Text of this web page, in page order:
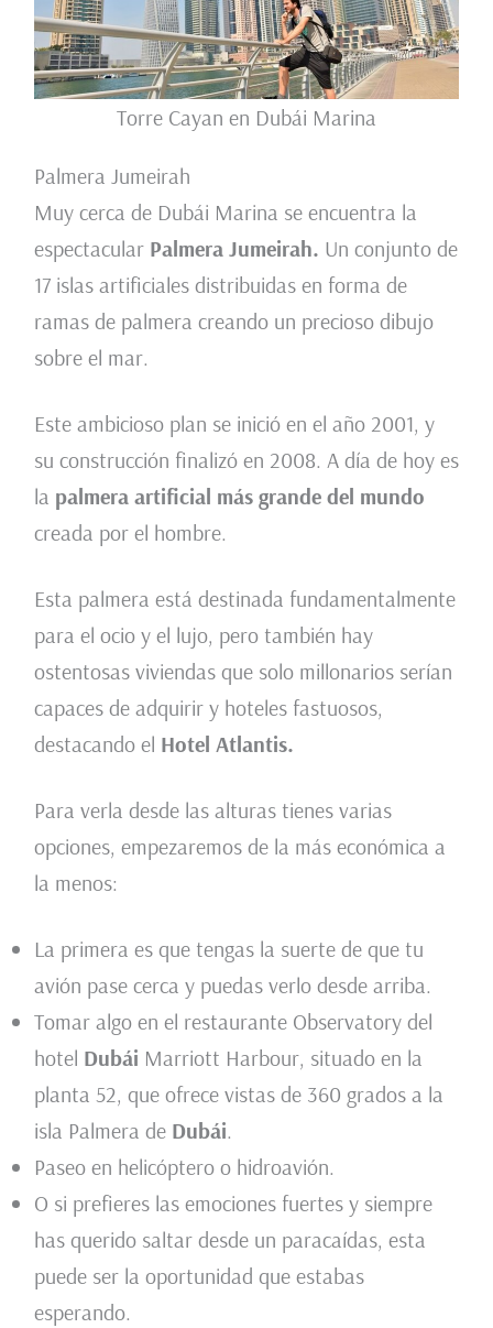
Torre Cayan en Dubái Marina
Palmera Jumeirah
Muy cerca de Dubái Marina se encuentra la
espectacular Palmera Jumeirah. Un conjunto de
17 islas artificiales distribuidas en forma de
ramas de palmera creando un precioso dibujo
sobre el mar.
Este ambicioso plan se inició en el año 2001, y
su construcción finalizó en 2008. A día de hoy es
la palmera artificial más grande del mundo
creada por el hombre.
Esta palmera está destinada fundamentalmente
para el ocio y el lujo, pero también hay
ostentosas viviendas que solo millonarios serían
capaces de adquirir y hoteles fastuosos,
destacando el Hotel Atlantis.
Para verla desde las alturas tienes varias
opciones, empezaremos de la más económica a
la menos:
La primera es que tengas la suerte de que tu
avión pase cerca y puedas verlo desde arriba.
Tomar algo en el restaurante Observatory del
hotel Dubái Marriott Harbour, situado en la
planta 52, que ofrece vistas de 360 grados a la
isla Palmera de Dubái.
Paseo en helicóptero o hidroavión.
O si prefieres las emociones fuertes y siempre
has querido saltar desde un paracaídas, esta
puede ser la oportunidad que estabas
esperando.